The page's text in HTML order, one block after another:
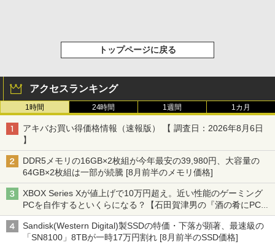
トップページに戻る
アクセスランキング
1時間 24時間 1週間 1カ月
アキバお買い得価格情報（速報版） 【 調査日：2026年8月6日
】
DDR5メモリの16GB×2枚組が今年最安の39,980円、大容量の
64GB×2枚組は一部が続騰 [8月前半のメモリ価格]
XBOX Series Xが値上げで10万円超え。近い性能のゲーミング
PCを自作するといくらになる？【石田賀津男の『酒の肴にPCゲ
ーム』】
Sandisk(Western Digital)製SSDの特価・下落が顕著、最速級の
「SN8100」8TBが一時17万円割れ [8月前半のSSD価格]